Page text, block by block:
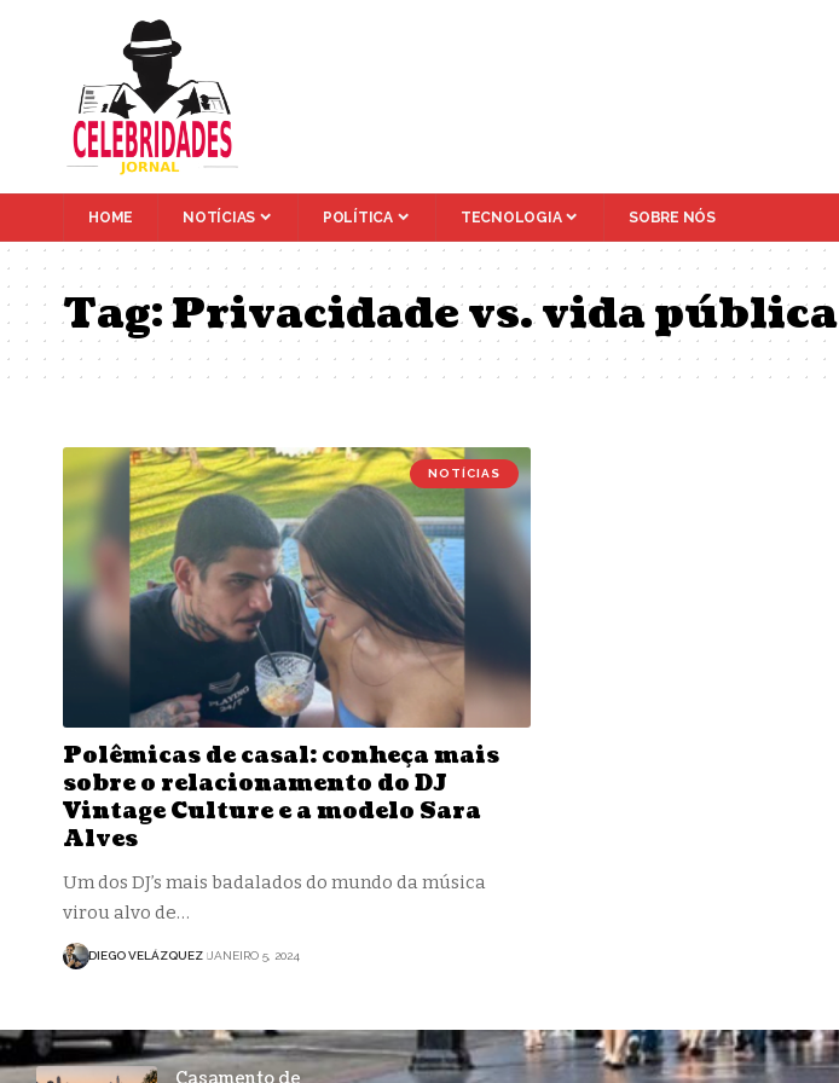
HOME NOTÍCIAS POLÍTICA TECNOLOGIA SOBRE NÓS
Tag:Privacidade vs. vida pública
NOTÍCIAS
Polêmicas de casal: conheça mais
sobre o relacionamento do DJ
Vintage Culture e a modelo Sara
Alves
Um dos DJ’s mais badalados do mundo da música
virou alvo de…
DIEGO VELÁZQUEZ JANEIRO 5, 2024